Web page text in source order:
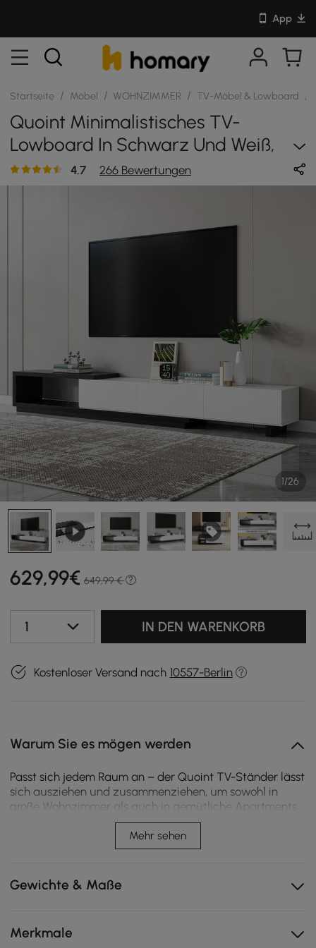
App
Startseite / Möbel / WOHNZIMMER / TV-Möbel & Lowboard /
Quoint Minimalistisches TV-
Lowboard In Schwarz Und Weiß,
Ausziehbar 180 - 255 Cm
4.7 266 Bewertungen
1/26
629,99€ 649,99 €
1 IN DEN WARENKORB
Kostenloser Versand nach 10557-Berlin
Warum Sie es mögen werden
Passt sich jedem Raum an – der Quoint TV-Ständer lässt
sich ausziehen und zusammenziehen, um sowohl in
große Wohnzimmer als auch in gemütliche Apartments
zu passen. Sein konfigurierbares Design ermöglicht es,
Schränke links oder rechts zu positionieren, genau dort,
wo sie benötigt werden. Gebaut für Flexibilität und klare
Unterhaltungsbereich.
Besitz.
Mehr sehen
Gewichte & Maße
Merkmale